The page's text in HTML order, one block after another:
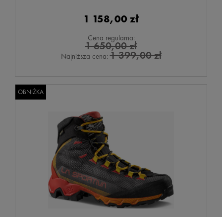
1 158,00 zł
Cena regularna:
1 650,00 zł
Najniższa cena:1 399,00 zł
OBNIŻKA